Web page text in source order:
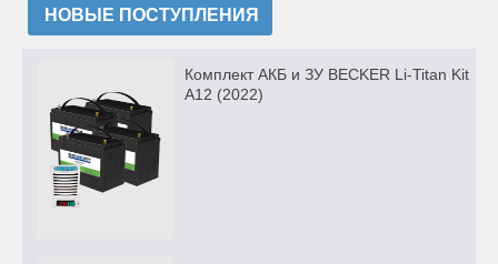
НОВЫЕ ПОСТУПЛЕНИЯ
Комплект АКБ и ЗУ BECKER Li-Titan Kit
A12 (2022)